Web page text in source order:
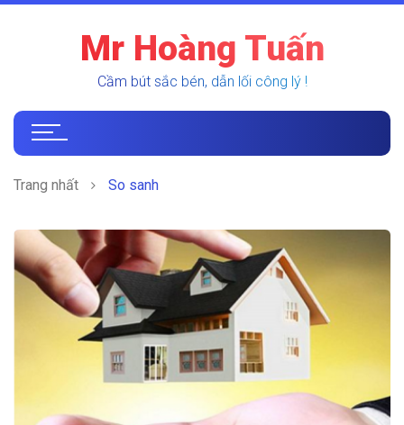
Mr Hoàng Tuấn
Cầm bút sắc bén, dẫn lối công lý !
Trang nhất So sanh